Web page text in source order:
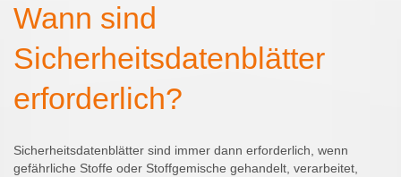
Wann sind
Sicherheitsdatenblätter
erforderlich?
Sicherheitsdatenblätter sind immer dann erforderlich, wenn
gefährliche Stoffe oder Stoffgemische gehandelt, verarbeitet,